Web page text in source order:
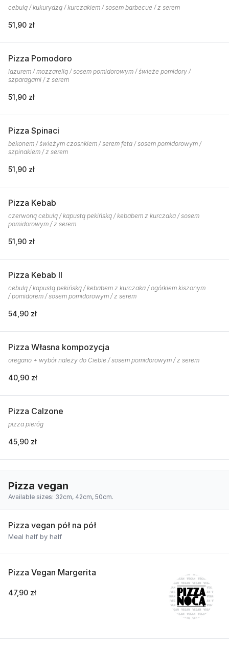
cebulą / kukurydzą / kurczakiem / sosem barbecue / z serem
51,90 zł
Pizza Pomodoro
lazurem / mozzarellą / sosem pomidorowym / świeże pomidory /
szparagami / z serem
51,90 zł
Pizza Spinaci
bekonem / świeżym czosnkiem / serem feta / sosem pomidorowym /
szpinakiem / z serem
51,90 zł
Pizza Kebab
czerwoną cebulą / kapustą pekińską / kebabem z kurczaka / sosem
pomidorowym / z serem
51,90 zł
Pizza Kebab II
cebulą / kapustą pekińską / kebabem z kurczaka / ogórkiem kiszonym
/ pomidorem / sosem pomidorowym / z serem
54,90 zł
Pizza Własna kompozycja
oregano + wybór należy do Ciebie / sosem pomidorowym / z serem
40,90 zł
Pizza Calzone
pizza pieróg
45,90 zł
Pizza vegan
Available sizes: 32cm, 42cm, 50cm.
Pizza vegan pół na pół
Meal half by half
Pizza Vegan Margerita
47,90 zł